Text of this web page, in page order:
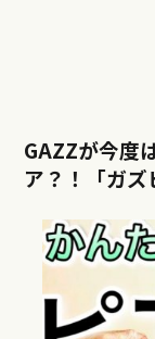
GAZZが今度
ア？！「ガズ